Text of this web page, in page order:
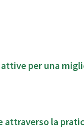
per una
attraverso la